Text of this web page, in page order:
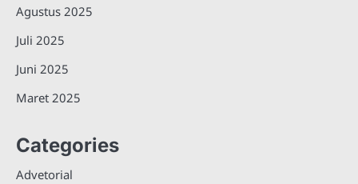
Agustus 2025
Juli 2025
Juni 2025
Maret 2025
Categories
Advetorial